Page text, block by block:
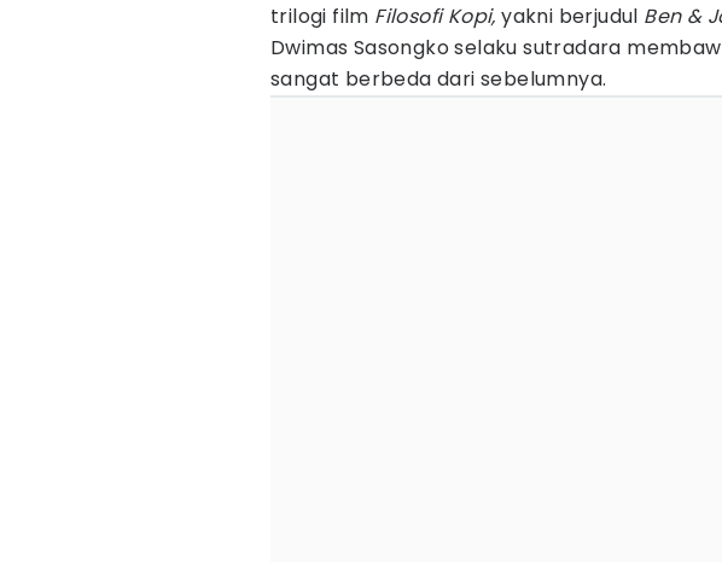
trilogi film Filosofi Kopi, yakni berjudul Ben &
Dwimas Sasongko selaku sutradara
sangat berbeda dari sebelumnya.